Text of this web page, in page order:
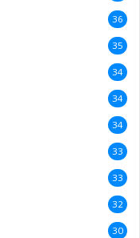
36
35
34
34
34
33
33
32
30